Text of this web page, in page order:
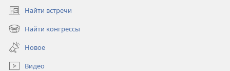
Найти встречи
(открывается
в
новом
окне)
Найти конгрессы
(открывается
новом
окне)
Новое
Видео